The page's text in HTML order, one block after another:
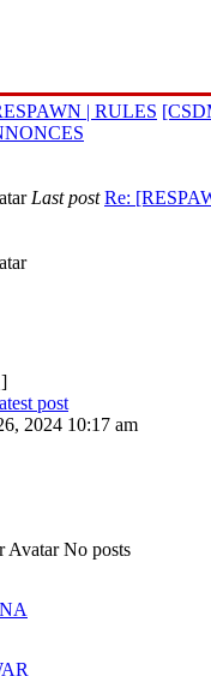
| RULES
Last post Re:
post
2024 10:17 am
No posts